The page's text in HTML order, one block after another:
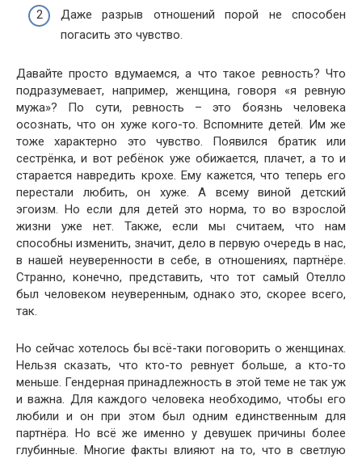
Даже разрыв отношений порой не способен
погасить это чувство.
Давайте просто вдумаемся, а что такое ревность? Что
подразумевает, например, женщина, говоря «я ревную
мужа»? По сути, ревность – это боязнь человека
осознать, что он хуже кого-то. Вспомните детей. Им же
тоже характерно это чувство. Появился братик или
сестрёнка, и вот ребёнок уже обижается, плачет, а то и
старается навредить крохе. Ему кажется, что теперь его
перестали любить, он хуже. А всему виной детский
эгоизм. Но если для детей это норма, то во взрослой
жизни уже нет. Также, если мы считаем, что нам
способны изменить, значит, дело в первую очередь в нас,
в нашей неуверенности в себе, в отношениях, партнёре.
Странно, конечно, представить, что тот самый Отелло
был человеком неуверенным, однако это, скорее всего,
так.
Но сейчас хотелось бы всё-таки поговорить о женщинах.
Нельзя сказать, что кто-то ревнует больше, а кто-то
меньше. Гендерная принадлежность в этой теме не так уж
и важна. Для каждого человека необходимо, чтобы его
любили и он при этом был одним единственным для
партнёра. Но всё же именно у девушек причины более
глубинные. Многие факты влияют на то, что в светлую